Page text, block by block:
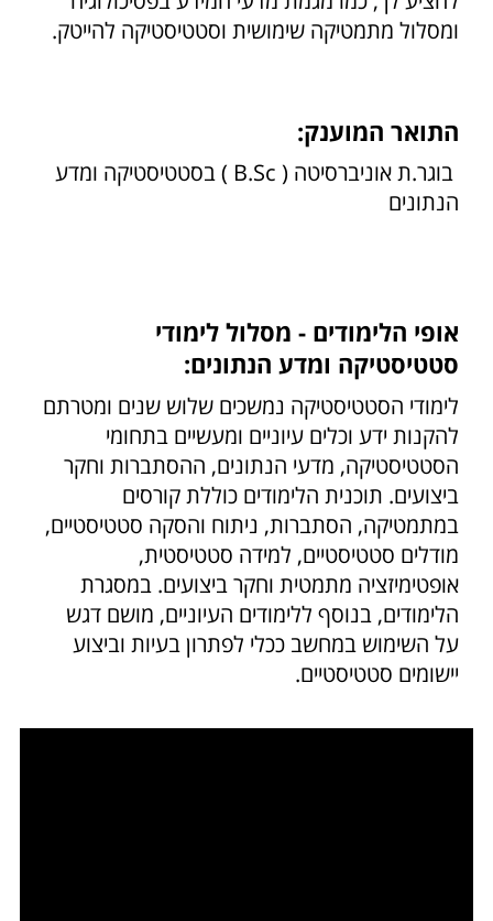
ומסלול מתמטיקה שימושית וסטטיסטיקה להייטק.
התואר המוענק:
בוגר.ת אוניברסיטה ( B.Sc ) בסטטיסטיקה ומדע
הנתונים
אופי הלימודים - מסלול לימודי
סטטיסטיקה ומדע הנתונים:
לימודי הסטטיסטיקה נמשכים שלוש שנים ומטרתם
להקנות ידע וכלים עיוניים ומעשיים בתחומי
הסטטיסטיקה, מדעי הנתונים, ההסתברות וחקר
ביצועים. תוכנית הלימודים כוללת קורסים
במתמטיקה, הסתברות, ניתוח והסקה סטטיסטיים,
מודלים סטטיסטיים, למידה סטטיסטית,
אופטימיזציה מתמטית וחקר ביצועים. במסגרת
הלימודים, בנוסף ללימודים העיוניים, מושם דגש
על השימוש במחשב ככלי לפתרון בעיות וביצוע
יישומים סטטיסטיים.